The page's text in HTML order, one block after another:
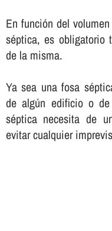
En función del
séptica, es obligatorio
de la misma.
Ya sea una fosa
de algún edificio o
séptica necesita de
evitar cualquier